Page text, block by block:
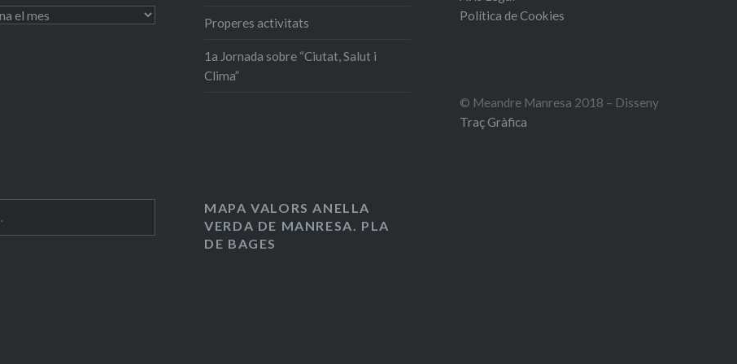
Properes activitats
1a Jornada sobre “Ciutat, Salut i
Clima”
Política de Cookies
© Meandre Manresa 2018 – Disseny
Traç Gràfica
MAPA VALORS ANELLA
VERDA DE MANRESA. PLA
DE BAGES